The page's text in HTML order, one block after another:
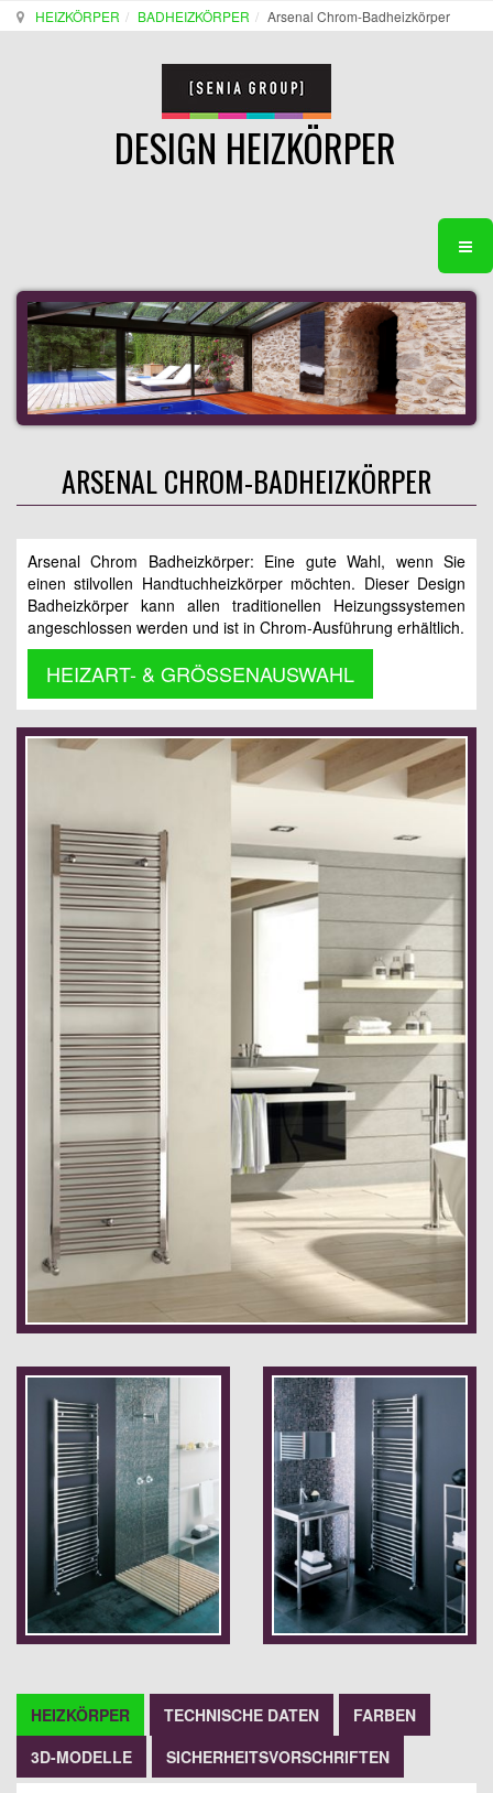
HEIZKÖRPER BADHEIZKÖRPER Arsenal Chrom-Badheizkörper
DESIGN HEIZKÖRPER
ARSENAL CHROM-BADHEIZKÖRPER
Arsenal Chrom Badheizkörper: Eine gute Wahl, wenn Sie
einen stilvollen Handtuchheizkörper möchten. Dieser Design
Badheizkörper kann allen traditionellen Heizungssystemen
angeschlossen werden und ist in Chrom-Ausführung erhältlich.
HEIZART- & GRÖSSENAUSWAHL
HEIZKÖRPER TECHNISCHE DATEN
FARBEN
3D-MODELLE
SICHERHEITSVORSCHRIFTEN